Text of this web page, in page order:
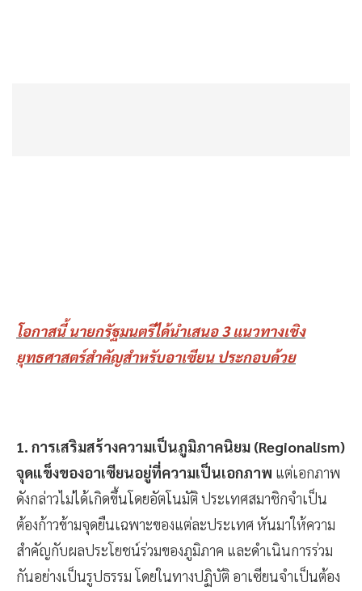
โอกาสนี้ นายกรัฐมนตรีได้นำเสนอ 3 แนวทางเชิง
ยุทธศาสตร์สำคัญสำหรับอาเซียน ประกอบด้วย
1. การเสริมสร้างความเป็นภูมิภาคนิยม (Regionalism)
จุดแข็งของอาเซียนอยู่ที่ความเป็นเอกภาพ แต่เอกภาพ
ดังกล่าวไม่ได้เกิดขึ้นโดยอัตโนมัติ ประเทศสมาชิกจำเป็น
ต้องก้าวข้ามจุดยืนเฉพาะของแต่ละประเทศ หันมาให้ความ
สำคัญกับผลประโยชน์ร่วมของภูมิภาค และดำเนินการร่วม
กันอย่างเป็นรูปธรรม โดยในทางปฏิบัติ อาเซียนจำเป็นต้อง